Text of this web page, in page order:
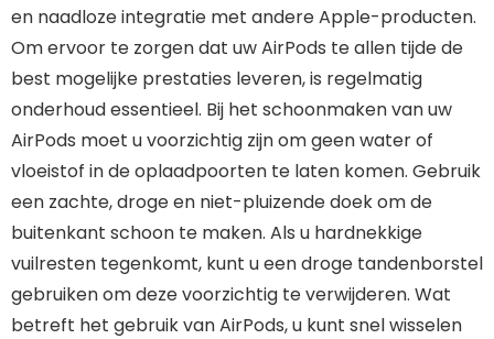
en naadloze integratie met andere Apple-producten.
Om ervoor te zorgen dat uw AirPods te allen tijde de
best mogelijke prestaties leveren, is regelmatig
onderhoud essentieel. Bij het schoonmaken van uw
AirPods moet u voorzichtig zijn om geen water of
vloeistof in de oplaadpoorten te laten komen. Gebruik
een zachte, droge en niet-pluizende doek om de
buitenkant schoon te maken. Als u hardnekkige
vuilresten tegenkomt, kunt u een droge tandenborstel
gebruiken om deze voorzichtig te verwijderen. Wat
betreft het gebruik van AirPods, u kunt snel wisselen